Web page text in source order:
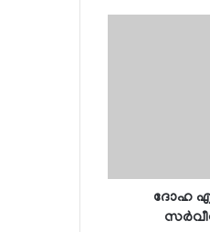
ദോഹ